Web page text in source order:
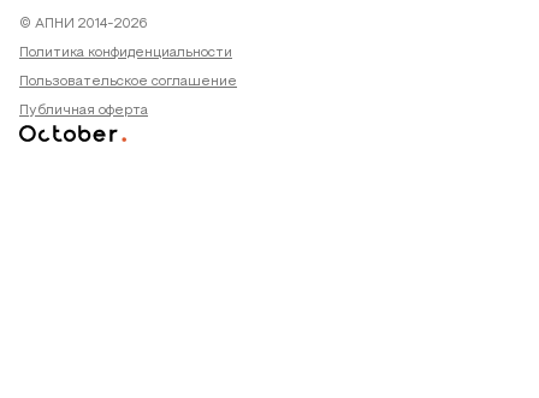
© АПНИ 2014-2026
Политика конфиденциальности
Пользовательское соглашение
Публичная оферта